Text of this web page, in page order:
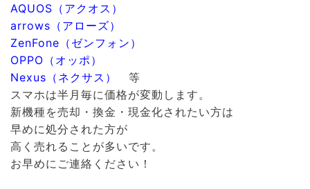
AQUOS（アクオス）
arrows（アローズ）
ZenFone（ゼンフォン）
OPPO（オッポ）
Nexus（ネクサス）
等
スマホは半月毎に価格が変動します。
新機種を売却・換金・現金化されたい方は
早めに処分された方が
高く売れることが多いです。
お早めにご連絡ください！